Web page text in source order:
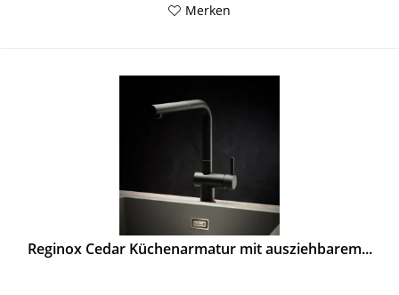
Merken
Reginox Cedar Küchenarmatur mit ausziehbarem...